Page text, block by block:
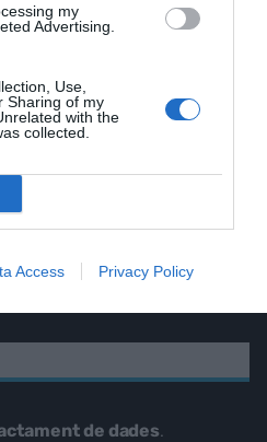
my
Advertising.
Use,
Sharing of my
with the
collected.
Access Privacy Policy
i
de dades.